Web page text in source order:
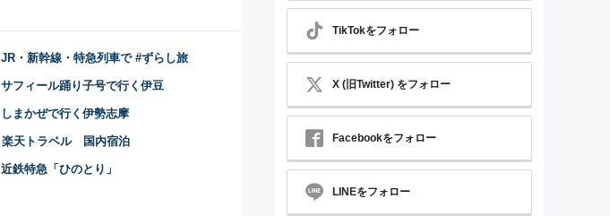
JR・新幹線・特急列車で #ずらし旅
サフィール踊り子号で行く伊豆
しまかぜで行く伊勢志摩
楽天トラベル 国内宿泊
近鉄特急「ひのとり」
TikTokをフォロー
X (旧Twitter) をフォロー
Facebookをフォロー
LINEをフォロー